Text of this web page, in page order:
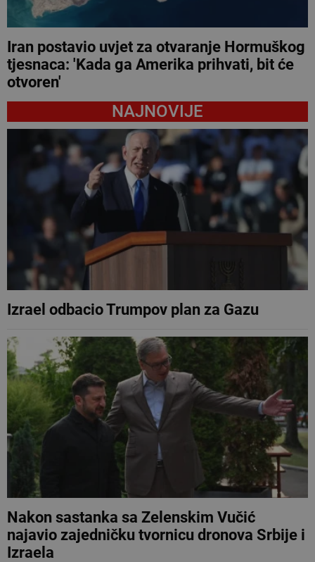
Iran postavio uvjet za otvaranje Hormuškog
tjesnaca: 'Kada ga Amerika prihvati, bit će
otvoren'
NAJNOVIJE
Izrael odbacio Trumpov plan za Gazu
Nakon sastanka sa Zelenskim Vučić
najavio zajedničku tvornicu dronova Srbije i
Izraela